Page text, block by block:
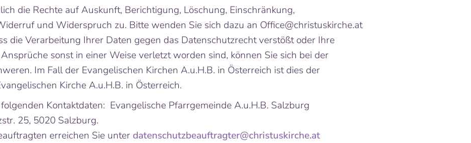
die Rechte auf Auskunft, Berichtigung, Löschung, Einschränkung,
und Widerspruch zu. Bitte wenden Sie sich dazu an Office@christuskirche.at
die Verarbeitung Ihrer Daten gegen das Datenschutzrecht verstößt oder Ihre
sonst in einer Weise verletzt worden sind, können Sie sich bei der
Im Fall der Evangelischen Kirchen A.u.H.B. in Österreich ist dies der
Kirche A.u.H.B. in Österreich.
Kontaktdaten: Evangelische Pfarrgemeinde A.u.H.B. Salzburg
25, 5020 Salzburg.
erreichen Sie unter datenschutzbeauftragter@christuskirche.at